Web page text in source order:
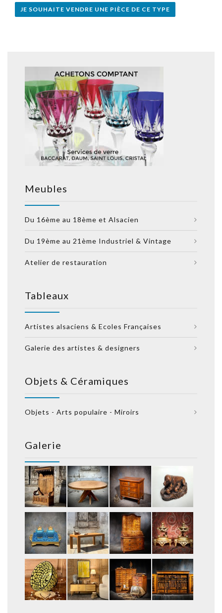
JE SOUHAITE VENDRE UNE PIÈCE DE CE TYPE
Meubles
Du 16ème au 18ème et Alsacien
Du 19ème au 21ème Industriel & Vintage
Atelier de restauration
Tableaux
Artistes alsaciens & Ecoles Françaises
Galerie des artistes & designers
Objets & Céramiques
Objets - Arts populaire - Miroirs
Galerie